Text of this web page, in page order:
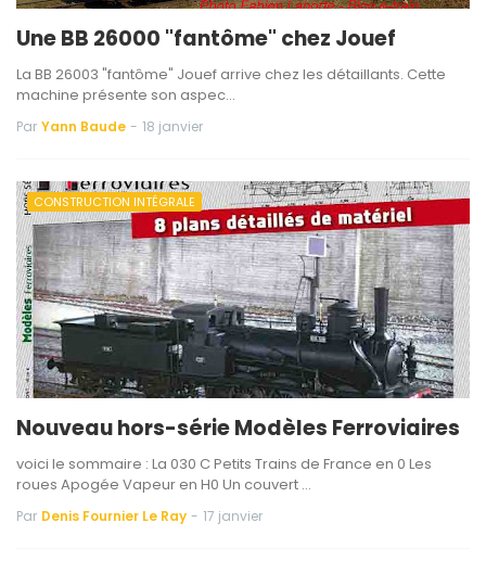
Une BB 26000 "fantôme" chez Jouef
La BB 26003 "fantôme" Jouef arrive chez les détaillants. Cette
machine présente son aspec…
Par Yann Baude - 18 janvier
CONSTRUCTION INTÉGRALE
Nouveau hors-série Modèles Ferroviaires
voici le sommaire : La 030 C Petits Trains de France en 0 Les
roues Apogée Vapeur en H0 Un couvert …
Par Denis Fournier Le Ray - 17 janvier